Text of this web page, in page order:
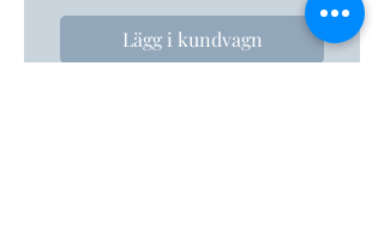
Lägg i kundvagn